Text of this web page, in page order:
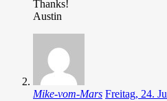
Thanks!
Austin
Mike-vom-Mars Freitag, 24.